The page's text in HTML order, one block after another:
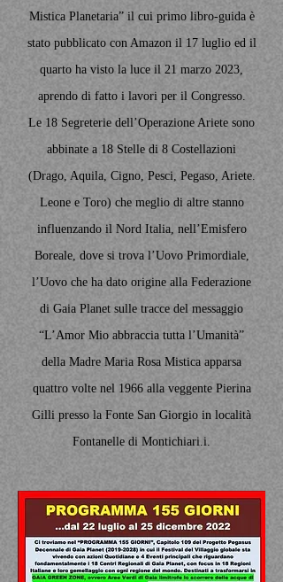
Mistica Planetaria” il cui primo libro-guida è
stato pubblicato con Amazon il 17 luglio ed il
quarto ha visto la luce il 21 marzo 2023,
aprendo di fatto i lavori per il Congresso.
Le 18 Segreterie dell’Operazione Ariete sono
abbinate a 18 Stelle di 8 Costellazioni
(Drago, Aquila, Cigno, Pesci, Pegaso, Ariete.
Leone e Toro) che meglio di altre stanno
influenzando il Nord Italia, nell’Emisfero
Boreale, dove si trova l’Uovo Primordiale,
l’Uovo che ha dato origine alla Federazione
di Gaia Planet sulle tracce del messaggio
“L’Amor Mio abbraccia tutta l’Umanità”
della Madre Maria Rosa Mistica apparsa
quattro volte nel 1966 alla veggente Pierina
Gilli presso la Fonte San Giorgio in località
Fontanelle di Montichiari.i.